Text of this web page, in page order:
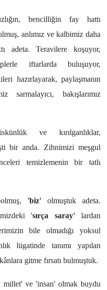
bencilliğin fay hattı
anlımız ve kalbimiz daha
adeta. Teravilere koşuyor,
iftarlarda buluşuyor,
hazırlayarak, paylaşmanın
sarmalayıcı, bakışlarımız
ve kırılganlıklar,
bir anda. Zihnimizi meşgul
temizlemenin bir tatlı
'biz'olmuştuk adeta.
'sırça saray'lardan
bile olmadığı yoksul
lügatinde tanımı yapılan
gitme fırsatı bulmuştuk.
millet' ve 'insan' olmak buydu